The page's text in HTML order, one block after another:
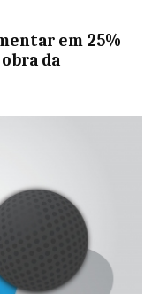
em 25%
da